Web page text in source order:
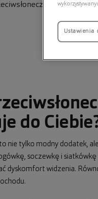
do
to nie tylko modny dodatek,
soczewkę i siatkówkę
dyskomfort widzenia.
Ustawienia